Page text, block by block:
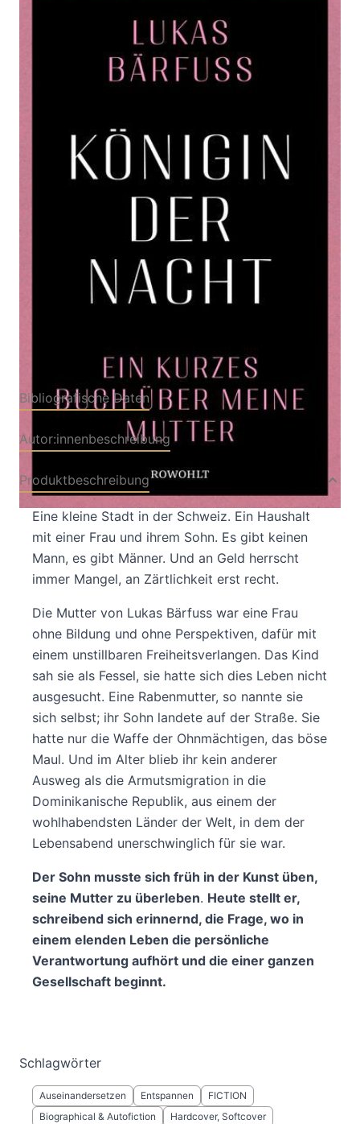
Königin der Nacht
Zur Wunschliste hinzufügen
hat sich in eine schmerzhafte Gegend gewagt und
ein unglaublich gutes Buch darüber geschrieben."
Tagesanzeiger
Verlag: Rowohlt 15.05.2026
Bibliografische Daten
Autor:innenbeschreibung
Produktbeschreibung
Eine kleine Stadt in der Schweiz. Ein Haushalt
mit einer Frau und ihrem Sohn. Es gibt keinen
Mann, es gibt Männer. Und an Geld herrscht
immer Mangel, an Zärtlichkeit erst recht.
Die Mutter von Lukas Bärfuss war eine Frau
ohne Bildung und ohne Perspektiven, dafür mit
einem unstillbaren Freiheitsverlangen. Das Kind
sah sie als Fessel, sie hatte sich dies Leben nicht
ausgesucht. Eine Rabenmutter, so nannte sie
sich selbst; ihr Sohn landete auf der Straße. Sie
hatte nur die Waffe der Ohnmächtigen, das böse
Maul. Und im Alter blieb ihr kein anderer
Ausweg als die Armutsmigration in die
Dominikanische Republik, aus einem der
wohlhabendsten Länder der Welt, in dem der
Lebensabend unerschwinglich für sie war.
Der Sohn musste sich früh in der Kunst üben,
seine Mutter zu überleben. Heute stellt er,
schreibend sich erinnernd, die Frage, wo in
einem elenden Leben die persönliche
Verantwortung aufhört und die einer ganzen
Gesellschaft beginnt.
Schlagwörter
Auseinandersetzen Entspannen
FICTION
Biographical & Autofiction
Hardcover, Softcover